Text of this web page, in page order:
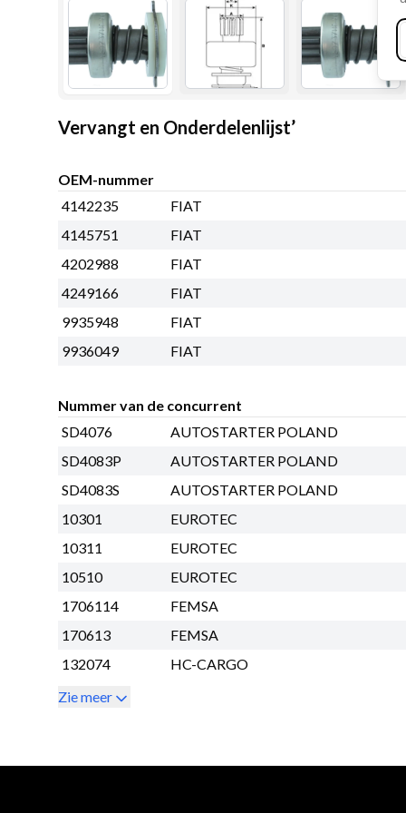
Vervangt en Onderdelenlijst’
OEM-nummer
4142235
FIAT
4145751
FIAT
4202988
FIAT
4249166
FIAT
9935948
FIAT
9936049
FIAT
Nummer van de concurrent
SD4076
AUTOSTARTER POLAND
SD4083P
AUTOSTARTER POLAND
SD4083S
AUTOSTARTER POLAND
10301
EUROTEC
10311
EUROTEC
10510
EUROTEC
1706114
FEMSA
170613
FEMSA
132074
HC-CARGO
Zie meer